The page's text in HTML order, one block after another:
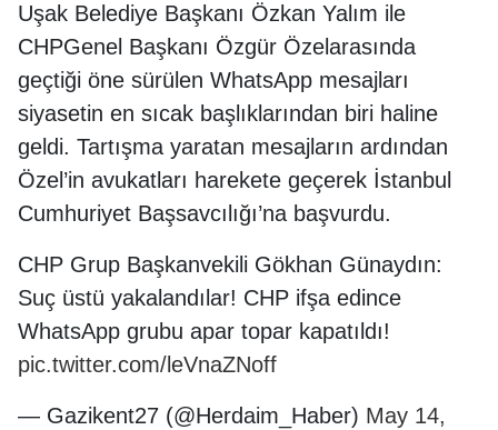
Uşak Belediye Başkanı Özkan Yalım ile
CHPGenel Başkanı Özgür Özelarasında
geçtiği öne sürülen WhatsApp mesajları
siyasetin en sıcak başlıklarından biri haline
geldi. Tartışma yaratan mesajların ardından
Özel’in avukatları harekete geçerek İstanbul
Cumhuriyet Başsavcılığı’na başvurdu.
CHP Grup Başkanvekili Gökhan Günaydın:
Suç üstü yakalandılar! CHP ifşa edince
WhatsApp grubu apar topar kapatıldı!
pic.twitter.com/leVnaZNoff
— Gazikent27 (@Herdaim_Haber) May 14,